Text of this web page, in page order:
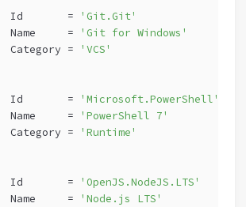
Id       =
'Git.Git'
Name     =
'Git for Windows'
Category =
'VCS'
Id       =
'Microsoft.PowerShell'
Name     =
'PowerShell 7'
Category =
'Runtime'
Id       =
'OpenJS.NodeJS.LTS'
Name     =
'Node.js LTS'